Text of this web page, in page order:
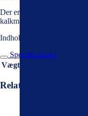
Der er 3-10 dages
kalkmaling.
Indhold: 100 ml
Specifikationer
Vægt
Relaterede varer